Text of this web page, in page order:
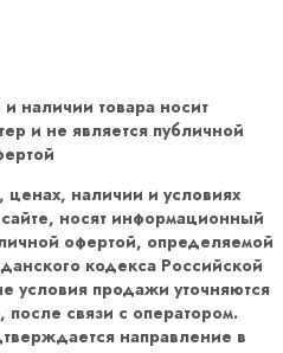
наличии товара носит
и не является публичной
ценах, наличии и условиях
носят информационный
офертой, определяемой
кодекса Российской
условия продажи уточняются
связи с оператором.
направление в